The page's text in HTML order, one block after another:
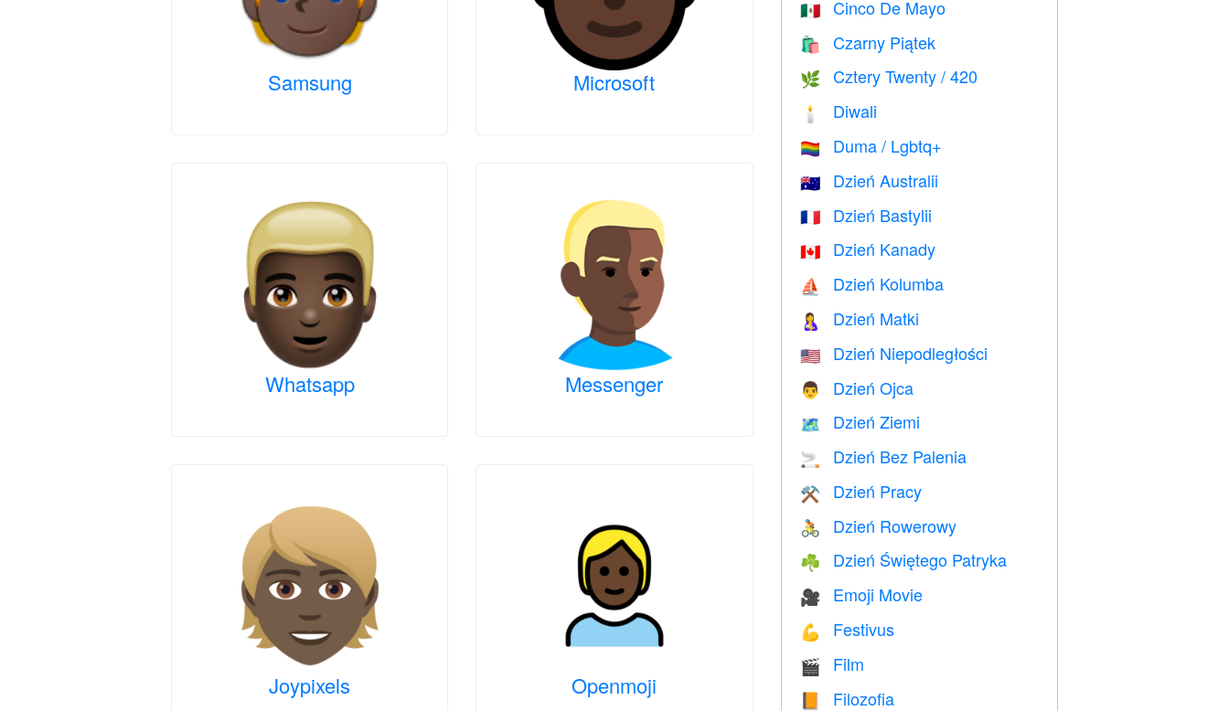
Samsung Microsoft
Whatsapp Messenger
Joypixels Openmoji
🇲🇽 Cinco De Mayo
🛍 Czarny Piątek
🌿 Cztery Twenty / 420
🕯 Diwali
🏳️‍🌈 Duma / Lgbtq+
🇦🇺 Dzień Australii
🇫🇷 Dzień Bastylii
🇨🇦 Dzień Kanady
⛵️ Dzień Kolumba
🤱 Dzień Matki
🇺🇸 Dzień Niepodległości
👨 Dzień Ojca
🗺️ Dzień Ziemi
🚬 Dzień Bez Palenia
⚒️ Dzień Pracy
🚴 Dzień Rowerowy
☘️ Dzień Świętego Patryka
🎥 Emoji Movie
💪 Festivus
🎬 Film
Filozofia